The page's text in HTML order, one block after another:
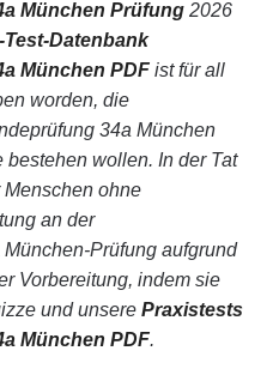
München Prüfung 2026
Datenbank
München PDF ist für all
worden, die
34a München
wollen. In der Tat
ohne
an der
Prüfung aufgrund
Vorbereitung, indem sie
und unsere Praxistests
München PDF.